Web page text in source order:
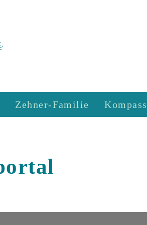
Zehner-Familie Kompass